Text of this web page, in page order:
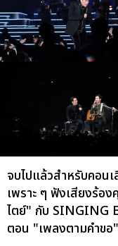
จบไปแล้วสำหรับคอน
เพราะ ๆ ฟังเสียงร้อ
ไตย์" กับ SINGING
ตอน "เพลงตามคำขอ"